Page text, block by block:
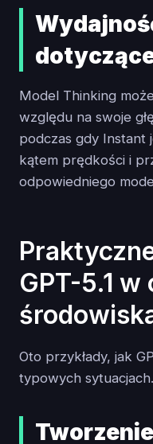
Model Thinking
względu na swoje
podczas gdy Instant
kątem prędkości i
odpowiedniego
GPT-5.1
Oto przykłady, jak
typowych sytuacjach.